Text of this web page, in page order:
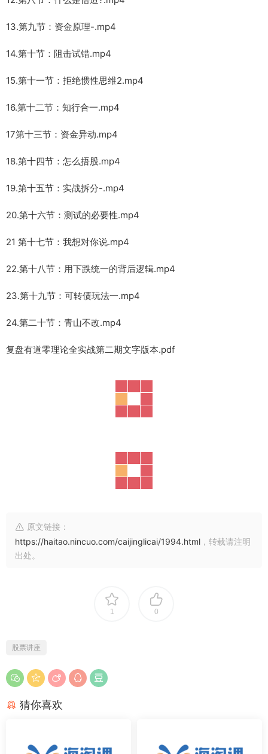
13.第九节：资金原理-.mp4
14.第十节：阻击试错.mp4
15.第十一节：拒绝惯性思维2.mp4
16.第十二节：知行合一.mp4
17第十三节：资金异动.mp4
18.第十四节：怎么捂股.mp4
19.第十五节：实战拆分-.mp4
20.第十六节：测试的必要性.mp4
21 第十七节：我想对你说.mp4
22.第十八节：用下跌统一的背后逻辑.mp4
23.第十九节：可转债玩法一.mp4
24.第二十节：青山不改.mp4
复盘有道零理论全实战第二期文字版本.pdf
原文链接：
https://haitao.nincuo.com/caijinglicai/1994.html ，转载请注明
出处。
1 0
股票讲座
猜你喜欢